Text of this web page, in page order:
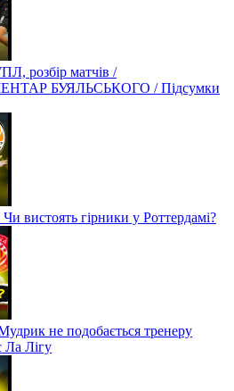
розбір матчів /
БУЯЛЬСЬКОГО / Підсумки
гірники у Роттердамі?
не подобається тренеру
Ла Лігу